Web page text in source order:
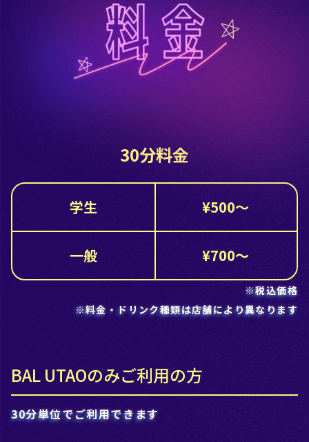
30分料金
学生 ¥500〜
一般 ¥700〜
※税込価格
※料金・ドリンク種類は店舗により異なります
BAL UTAOのみご利用の方
30分単位でご利用できます